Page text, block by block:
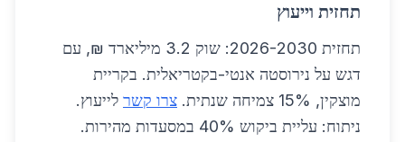
תחזית וייעוץ
תחזית 2026-2030: שוק 3.2 מיליארד ₪, עם
דגש על נירוסטה אנטי-בקטריאלית. בקריית
מוצקין, 15% צמיחה שנתית.
צרו קשר לייעוץ.
ניתוח: עליית ביקוש 40% במסעדות מהירות.